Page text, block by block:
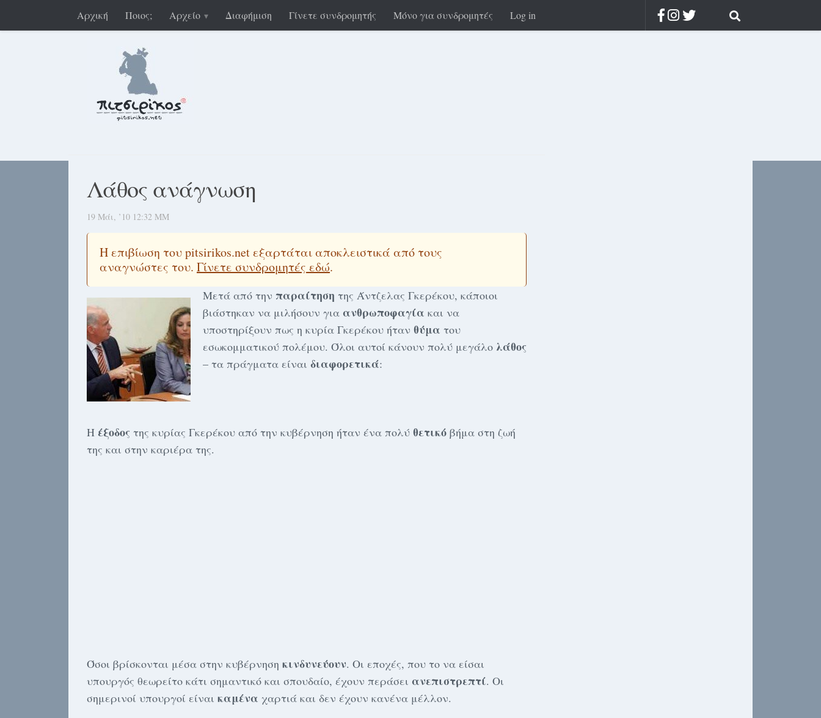
Αρχική Ποιος; Αρχείο Διαφήμιση Γίνετε συνδρομητής Μόνο για συνδρομητές Log in
Λάθος ανάγνωση
19 Μάι, ’10 12:32 ΜΜ
Η επιβίωση του pitsirikos.net εξαρτάται αποκλειστικά από τους
αναγνώστες του. Γίνετε συνδρομητές εδώ.
Μετά από την παραίτηση της Άντζελας Γκερέκου, κάποιοι
βιάστηκαν να μιλήσουν για ανθρωποφαγία και να
υποστηρίξουν πως η κυρία Γκερέκου ήταν θύμα του
εσωκομματικού πολέμου. Όλοι αυτοί κάνουν πολύ μεγάλο λάθος
– τα πράγματα είναι διαφορετικά:
Η έξοδος της κυρίας Γκερέκου από την κυβέρνηση ήταν ένα πολύ θετικό βήμα στη ζωή
της και στην καριέρα της.
Όσοι βρίσκονται μέσα στην κυβέρνηση κινδυνεύουν. Οι εποχές, που το να είσαι
υπουργός θεωρείτο κάτι σημαντικό και σπουδαίο, έχουν περάσει ανεπιστρεπτί. Οι
σημερινοί υπουργοί είναι καμένα χαρτιά και δεν έχουν κανένα μέλλον.